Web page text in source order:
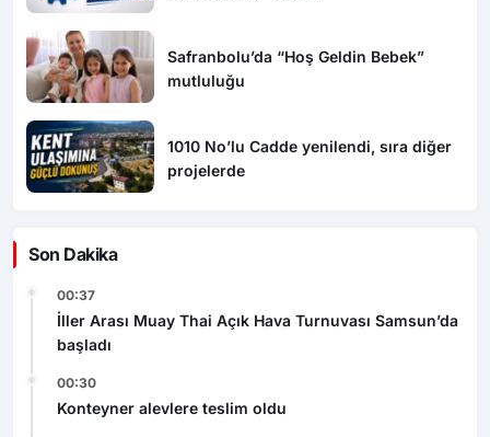
Safranbolu’da “Hoş Geldin Bebek”
mutluluğu
1010 No’lu Cadde yenilendi, sıra diğer
projelerde
Son Dakika
00:37
İller Arası Muay Thai Açık Hava Turnuvası Samsun’da
başladı
00:30
Konteyner alevlere teslim oldu